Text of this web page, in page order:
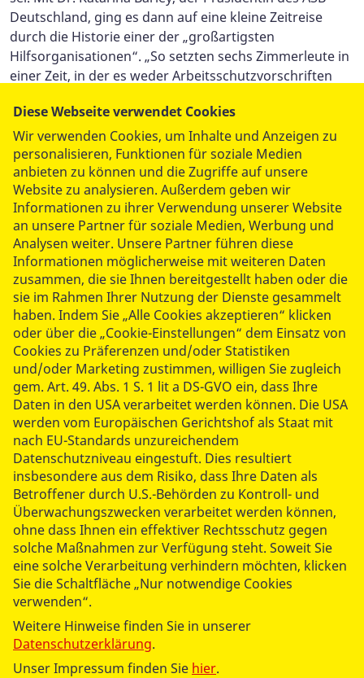
Deutschland, ging es dann auf eine kleine Zeitreise
durch die Historie einer der „großartigsten
Hilfsorganisationen“. „So setzten sechs Zimmerleute in
einer Zeit, in der es weder Arbeitsschutzvorschriften
schwer verletzten, gegen viele Widerstände den ersten
‚Lehrkursus über die Erste-Hilfe bei Unglücksfällen‘
durch. Und das ehrenamtlich! Sie waren nicht nur die
Gründerväter des heutigen Arbeiter-Samariter-
Bundes“, so Barley weiter, „sie haben damals, genauso
so wie Sie hier alle, Verantwortung übernommen.
Verantwortung für Menschen, die Hilfe benötigen.
Dafür möchte ich mich bei Ihnen allen ganz herzlich
bedanken!“
Als Vertreterin des Ministerium für Arbeit, Soziales,
Gesundheit und Gleichstellung betonte
Staatssekretärin Susi Möbbeck „wie wertvoll es ist, in
einer Zeit wie der unsrigen, Menschen Zeit zu
schenken! Ohne Sie wäre vieles nicht möglich. Ihr
Engagement ist wichtiger denn je! Ich wünsche Ihnen
allen weiterhin viel Erfolg bei Ihrem wichtigen Einsatz!“
In würdigem Rahmen wurden besonders Engagierte
und langjährig aktive Ehrenamtliche ausgezeichnet. Die
Arbeit und der Einsatz von Regina Nordmann und Frank
Behrendt (beide ASB Salzlandkreis), von Norbert Bonatz
(ASB Saalekreis-Süd) und Lars Kubiak vom ASB Altkreis
Quedlinburg wurde mit dem „Ehrenpreis des ASB
Sachsen-Anhalt“ gewürdigt. Dr. Mahmoud Mouchairefa
erhielt das „ASB-Ehrenkreuz in Bronze“. Er ist
überzeugtes ASB-Mitglied seit 2002, ehrenamtlich aktiv
im Vorstand des
Halle/Bitterfeld e. V.bereits seit dem Jahr 2007 und
wirkt regelmäßig als aktiver Notarzt bei Übungen des
Regionalverbandes mit.
Diese Webseite verwendet Cookies
Wir verwenden Cookies, um Inhalte und Anzeigen zu
personalisieren, Funktionen für soziale Medien
anbieten zu können und die Zugriffe auf unsere
Website zu analysieren. Außerdem geben wir
Informationen zu ihrer Verwendung unserer Website
an unsere Partner für soziale Medien, Werbung und
Analysen weiter. Unsere Partner führen diese
Informationen möglicherweise mit weiteren Daten
zusammen, die sie Ihnen bereitgestellt haben oder die
sie im Rahmen Ihrer Nutzung der Dienste gesammelt
haben. Indem Sie „Alle Cookies akzeptieren“ klicken
oder über die „Cookie-Einstellungen“ dem Einsatz von
Cookies zu Präferenzen und/oder Statistiken
und/oder Marketing zustimmen, willigen Sie zugleich
gem. Art. 49. Abs. 1 S. 1 lit a DS-GVO ein, dass Ihre
Daten in den USA verarbeitet werden können. Die USA
werden vom Europäischen Gerichtshof als Staat mit
nach EU-Standards unzureichendem
Datenschutzniveau eingestuft. Dies resultiert
insbesondere aus dem Risiko, dass Ihre Daten als
Betroffener durch U.S.-Behörden zu Kontroll- und
Überwachungszwecken verarbeitet werden können,
ohne dass Ihnen ein effektiver Rechtsschutz gegen
solche Maßnahmen zur Verfügung steht. Soweit Sie
eine solche Verarbeitung verhindern möchten, klicken
Sie die Schaltfläche „Nur notwendige Cookies
verwenden“.
Weitere Hinweise finden Sie in unserer
Datenschutzerklärung.
Unser Impressum finden Sie hier.